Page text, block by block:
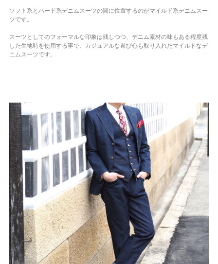
ソフト系とハード系デニムスーツの間に位置するのがマイルド系デニムスー
ツです。
スーツとしてのフォーマルな印象は残しつつ、デニム素材の味もある程度残
した生地時を使用する事で、カジュアルな遊び心も取り入れたマイルドなデ
ニムスーツです。